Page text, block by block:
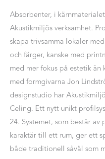
Absorbenter, i
Akustikmiljös verksamhet.
skapa trivsamma lokaler
och färger, kanske med
med mer fokus på estetik än
med formgivarna Jon
designstudio har
Celing. Ett nytt unikt
24. Systemet, som består av
karaktär till ett rum, ger ett
både traditionell såväl som